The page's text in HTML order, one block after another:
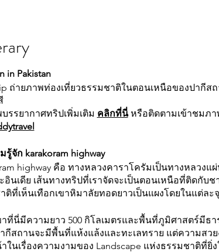
in Pakistan
ถ่ายภาพท่องเที่ยวธรรมชาติในตอนเหนือของปากีส
รรยากาศทริปเพิ่มเติม คลิกที่นี่หรือติดตามเข้าชมภา
รู้จัก karakoram highway
highway คือ ทางหลวงคาราโครัมเป็นทางหลวง
อินเดีย เส้นทางทริปที่เราจัดจะเป็นตอนเหนือที่ติดกับ
ติที่เห็นเทือกเขาหิมาลัยทอดยาวเป็นแผงโดยในแต่ล
าที่นี่มีความยาว 500 กิโลเมตรและพื้นที่ภูมิศาสตร์มี
กีสถานจะมีพื้นที่แห้งแล้งและทะเลทราย แต่ความสว
ในเรื่องความงามของ Landscape แห่งธรรมชาติที่